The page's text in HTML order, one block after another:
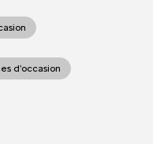
d'occasion